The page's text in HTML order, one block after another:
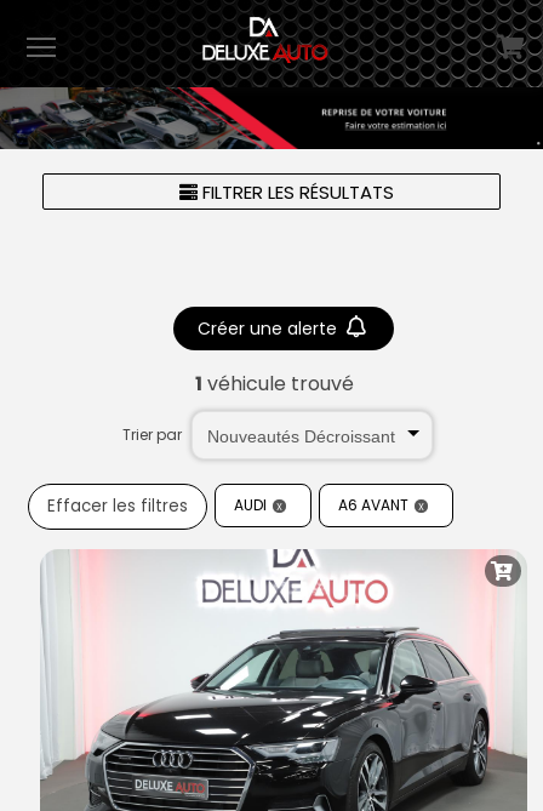
FILTRER LES RÉSULTATS
1 véhicule trouvé
Créer une alerte
Trier par
AUDI
Effacer les filtres A6 AVANT